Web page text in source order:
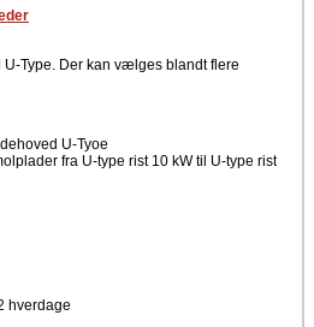
Type. Der kan vælges blandt flere
U-Tyoe
fra U-type rist 10 kW til U-type rist
U-Type. Er du i tvivl om hvilken skamol
hverdage